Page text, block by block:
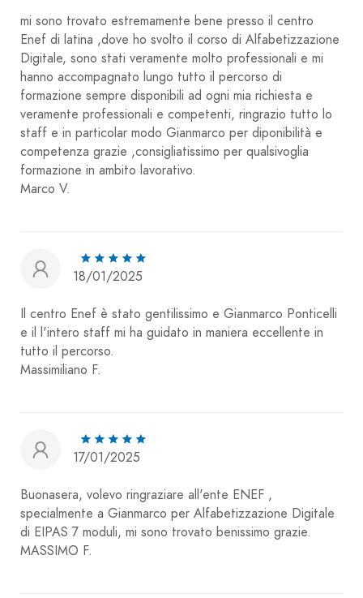
mi sono trovato estremamente bene presso il centro
Enef di latina ,dove ho svolto il corso di Alfabetizzazione
Digitale, sono stati veramente molto professionali e mi
hanno accompagnato lungo tutto il percorso di
formazione sempre disponibili ad ogni mia richiesta e
veramente professionali e competenti, ringrazio tutto lo
staff e in particolar modo Gianmarco per diponibilità e
competenza grazie ,consigliatissimo per qualsivoglia
formazione in ambito lavorativo.
Marco V.
18/01/2025
Il centro Enef è stato gentilissimo e Gianmarco Ponticelli
e il l'intero staff mi ha guidato in maniera eccellente in
tutto il percorso.
Massimiliano F.
17/01/2025
Buonasera, volevo ringraziare all'ente ENEF ,
specialmente a Gianmarco per Alfabetizzazione Digitale
di EIPAS 7 moduli, mi sono trovato benissimo grazie.
MASSIMO F.